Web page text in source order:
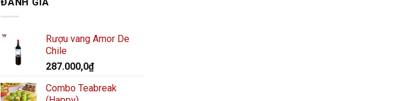
Rượu vang Amor De
Chile
287.000,0₫
Combo Teabreak